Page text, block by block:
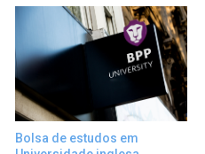
Bolsa de estudos em